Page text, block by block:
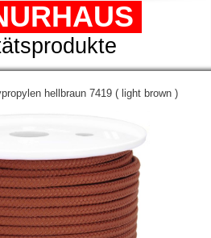
hellbraun 7419 ( light brown )